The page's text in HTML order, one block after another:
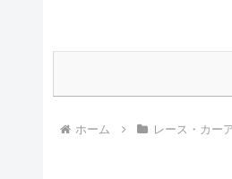
ホーム レース・カー